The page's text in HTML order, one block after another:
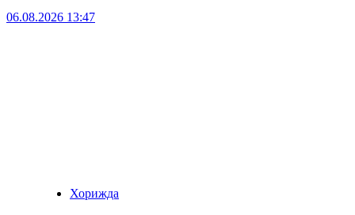
06.08.2026 13:47
Хорижда